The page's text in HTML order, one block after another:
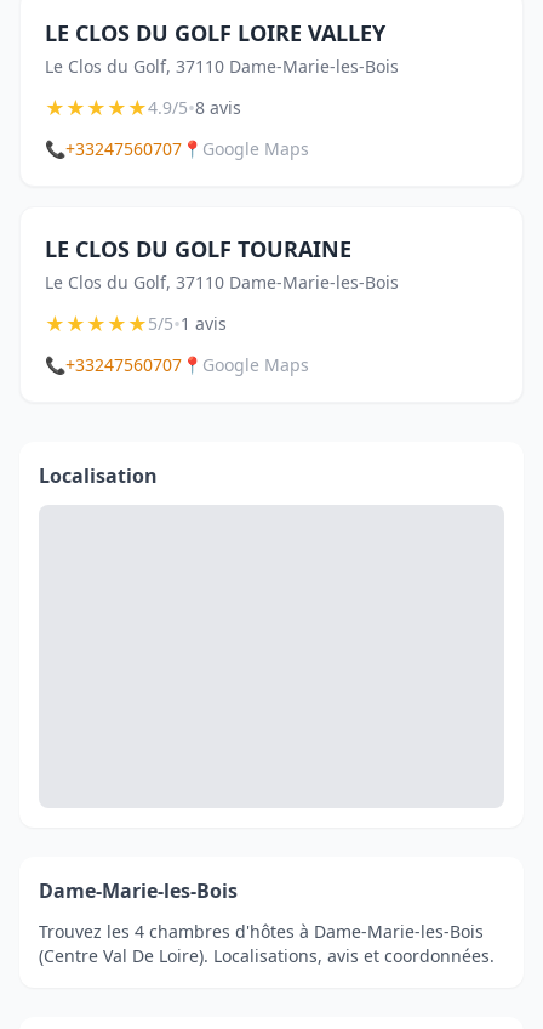
LE CLOS DU GOLF LOIRE VALLEY
Le Clos du Golf, 37110 Dame-Marie-les-Bois
★★★★★4.9/5•8 avis
📞+33247560707 📍 Google Maps
LE CLOS DU GOLF TOURAINE
Le Clos du Golf, 37110 Dame-Marie-les-Bois
★★★★★5/5•1 avis
📞+33247560707 📍 Google Maps
Localisation
Dame-Marie-les-Bois
Trouvez les 4 chambres d'hôtes à Dame-Marie-les-Bois
(Centre Val De Loire). Localisations, avis et coordonnées.